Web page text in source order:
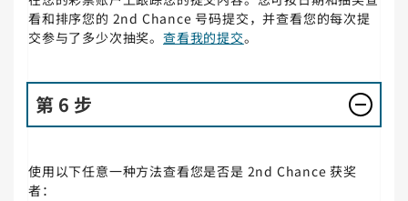
看和排序您的 2nd Chance 号码提交，并查看您的每次提
交参与了多少次抽奖。查看我的提交。
第 6 步
使用以下任意一种方法查看您是否是 2nd Chance 获奖
者：